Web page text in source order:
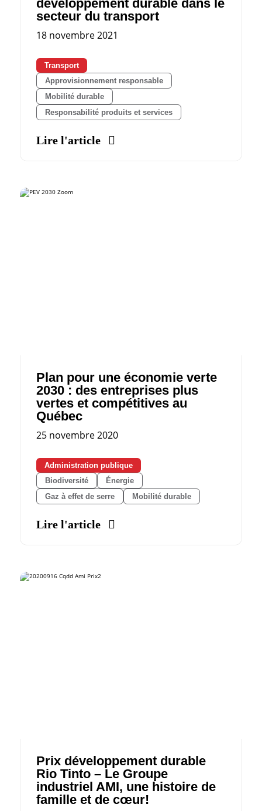
développement durable dans le
secteur du transport
18 novembre 2021
Transport
Approvisionnement responsable
Mobilité durable
Responsabilité produits et services
Lire l'article
Plan pour une économie verte
2030 : des entreprises plus
vertes et compétitives au
Québec
25 novembre 2020
Administration publique
Biodiversité
Énergie
Gaz à effet de serre
Mobilité durable
Lire l'article
Prix développement durable
Rio Tinto – Le Groupe
industriel AMI, une histoire de
famille et de cœur!